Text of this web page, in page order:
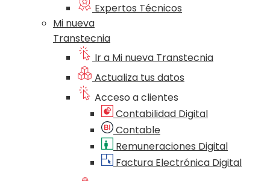
Expertos Técnicos
Mi nueva
Transtecnia
Ir a Mi nueva Transtecnia
Actualiza tus datos
Acceso a clientes
Contabilidad Digital
Contable
Remuneraciones Digital
Factura Electrónica Digital